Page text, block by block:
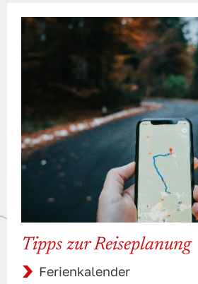
Tipps zur Reiseplanung
Ferienkalender